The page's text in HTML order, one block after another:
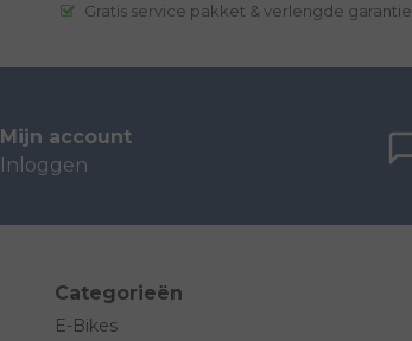
Gratis service pakket & verlengde garantie
Mijn account
Inloggen
Categorieën
E-Bikes